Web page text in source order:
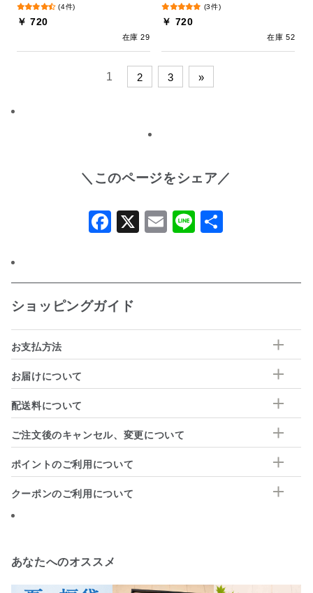
(4件)
￥ 720
在庫 29
(3件)
￥ 720
在庫 52
1 2 3 »
＼このページをシェア／
Facebook
X Email
Line
ショッピングガイド
お支払方法
お届けについて
配送料について
ご注文後のキャンセル、変更について
ポイントのご利用について
クーポンのご利用について
あなたへのオススメ